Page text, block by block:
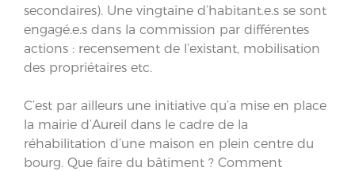
secondaires). Une vingtaine d’habitant.e.s se sont
engagé.e.s dans la commission par différentes
actions : recensement de l’existant, mobilisation
des propriétaires etc.
C’est par ailleurs une initiative qu’a mise en place
la mairie d’Aureil dans le cadre de la
réhabilitation d’une maison en plein centre du
bourg. Que faire du bâtiment ? Comment